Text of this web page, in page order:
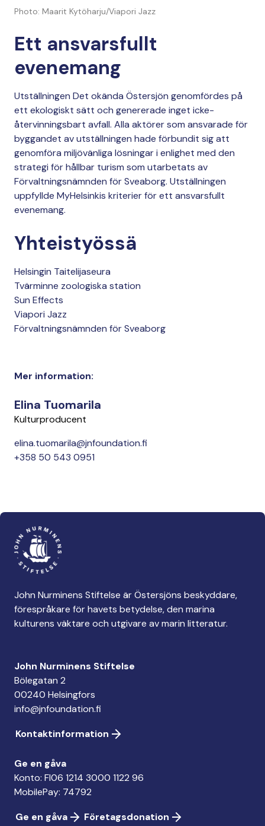
Mer information:
Elina Tuomarila
Kulturproducent
elina.tuomarila@jnfoundation.fi
+358 50 543 0951
Photo: Maarit Kytöharju/Viapori Jazz
Ett ansvarsfullt
evenemang
Utställningen Det okända Östersjön genomfördes på
ett ekologiskt sätt och genererade inget icke-
återvinningsbart avfall. Alla aktörer som ansvarade för
byggandet av utställningen hade förbundit sig att
genomföra miljövänliga lösningar i enlighet med den
strategi för hållbar turism som utarbetats av
Förvaltningsnämnden för Sveaborg. Utställningen
uppfyllde MyHelsinkis kriterier för ett ansvarsfullt
evenemang.
Yhteistyössä
Helsingin Taitelijaseura
Tvärminne zoologiska station
Sun Effects
Viapori Jazz
Förvaltnings­nämnden för Sveaborg
John Nurminens Stiftelse är Östersjöns beskyddare,
förespråkare för havets betydelse, den marina
kulturens väktare och utgivare av marin litteratur.
John Nurminens Stiftelse
Bölegatan 2
00240 Helsingfors
info@jnfoundation.fi
Kontaktinformation
Ge en gåva
Konto: FI06 1214 3000 1122 96
MobilePay: 74792
Ge en gåva
Företagsdonation